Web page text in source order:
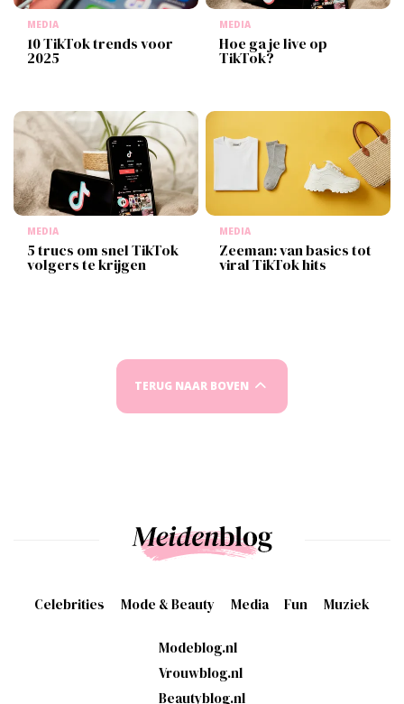
MEDIA
10 TikTok trends voor
2025
MEDIA
Hoe ga je live op
TikTok?
MEDIA
5 trucs om snel TikTok
volgers te krijgen
MEDIA
Zeeman: van basics tot
viral TikTok hits
TERUG NAAR BOVEN
Celebrities Mode & Beauty Media Fun Muziek
Modeblog.nl
Vrouwblog.nl
Beautyblog.nl